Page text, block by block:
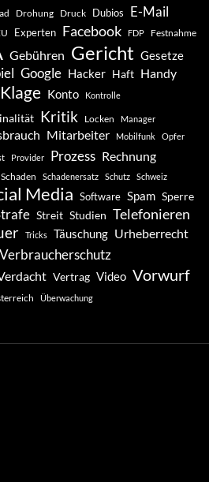
Drohung Druck Dubios E-Mail
Experten Facebook FDP Festnahme
Gebühren Gericht Gesetze
Google Hacker Haft Handy
Klage Konto Kontrolle
Kritik Locken Manager
Mitarbeiter Mobilfunk Opfer
Provider Prozess Rechnung
Schaden Schadenersatz Schutz Schweiz
Media Software Spam Sperre
Streit Studien Telefonieren
Tricks Täuschung Urheberrecht
Verbraucherschutz
Vertrag Video Vorwurf
Überwachung